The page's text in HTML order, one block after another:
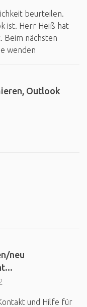
beurteilen.
ist. Herr Heiß hat
Beim nächsten
wenden
Outlook
neu
und Hilfe für